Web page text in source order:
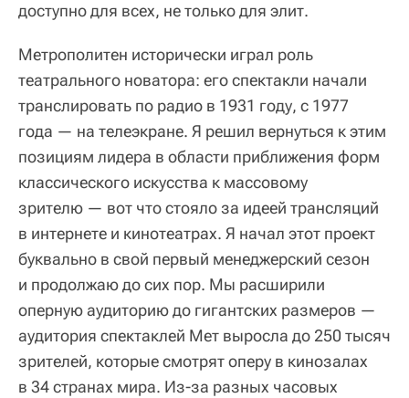
доступно для всех, не только для элит.
Метрополитен исторически играл роль
театрального новатора: его спектакли начали
транслировать по радио в 1931 году, с 1977
года — на телеэкране. Я решил вернуться к этим
позициям лидера в области приближения форм
классического искусства к массовому
зрителю — вот что стояло за идеей трансляций
в интернете и кинотеатрах. Я начал этот проект
буквально в свой первый менеджерский сезон
и продолжаю до сих пор. Мы расширили
оперную аудиторию до гигантских размеров —
аудитория спектаклей Мет выросла до 250 тысяч
зрителей, которые смотрят оперу в кинозалах
в 34 странах мира. Из-за разных часовых